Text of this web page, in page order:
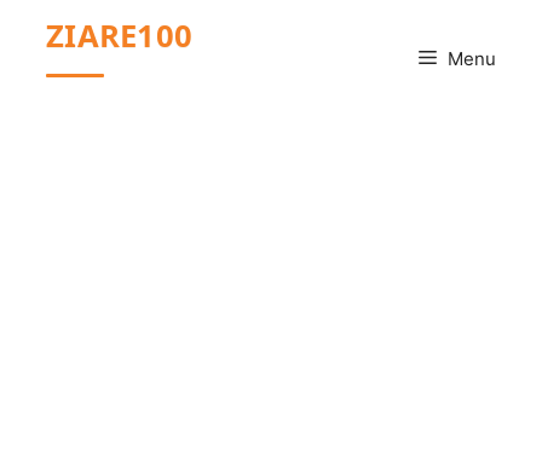
conținut
ZIARE100
Menu